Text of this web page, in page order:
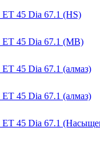
45 Dia 67.1 (HS)
ET 45 Dia 67.1 (MB)
45 Dia 67.1 (алмаз)
45 Dia 67.1 (алмаз)
ET 45 Dia 67.1